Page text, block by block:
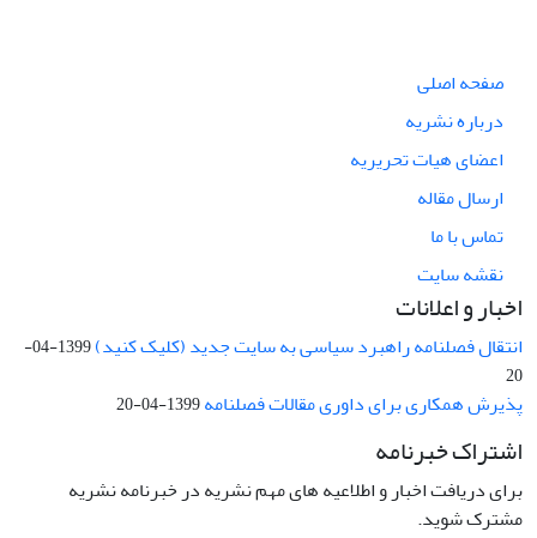
صفحه اصلی
درباره نشریه
اعضای هیات تحریریه
ارسال مقاله
تماس با ما
نقشه سایت
اخبار و اعلانات
انتقال فصلنامه راهبرد سیاسی به سایت جدید (کلیک کنید)
1399-04-
20
پذیرش همکاری برای داوری مقالات فصلنامه1399-04-20
اشتراک خبرنامه
برای دریافت اخبار و اطلاعیه های مهم نشریه در خبرنامه نشریه
مشترک شوید.